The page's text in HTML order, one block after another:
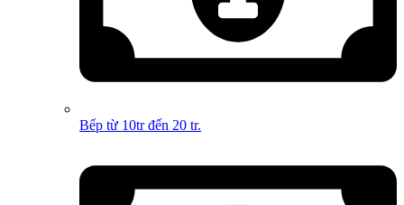
Bếp từ 10tr đến 20 tr.